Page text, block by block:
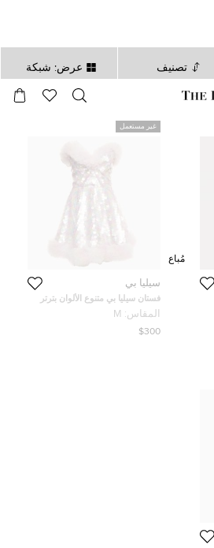
تصنيف عرض: شبكة
ثانية
غير مستعمل
سيليا بي
فستان سيليا بي متنوع الألوان بترتر
وكشكش تول بدون حمالات للرحلات
وسط
المقاس: M
$300
مُباع